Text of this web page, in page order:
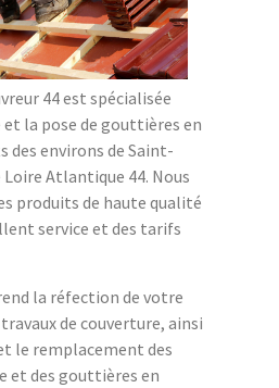
44 est spécialisée
la pose de gouttières en
des environs de Saint-
Atlantique 44. Nous
produits de haute qualité
service et des tarifs
la réfection de votre
de couverture, ainsi
le remplacement des
et des gouttières en